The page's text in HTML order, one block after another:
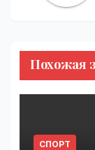
Похожая
СПОРТ